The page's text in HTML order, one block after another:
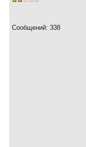
Сообщений: 338